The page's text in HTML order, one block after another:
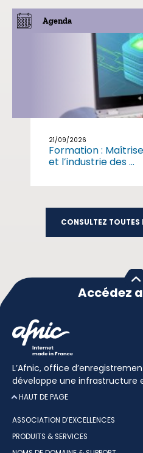
Agenda
21/09/2026
Formation :
et l’industrie des ...
CONSULTEZ TOUTES
Accédez
L’Afnic, office
développe une infrastructure
HAUT DE PAGE
ASSOCIATION D’EXCELLENCES
PRODUITS & SERVICES